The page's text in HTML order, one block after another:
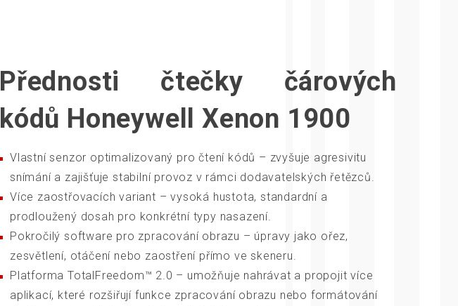
Přednosti čtečky čárových
kódů Honeywell Xenon 1900
Vlastní senzor optimalizovaný pro čtení kódů – zvyšuje agresivitu
snímání a zajišťuje stabilní provoz v rámci dodavatelských řetězců.
Více zaostřovacích variant – vysoká hustota, standardní a
prodloužený dosah pro konkrétní typy nasazení.
Pokročilý software pro zpracování obrazu – úpravy jako ořez,
zesvětlení, otáčení nebo zaostření přímo ve skeneru.
Platforma TotalFreedom™ 2.0 – umožňuje nahrávat a propojit více
aplikací, které rozšiřují funkce zpracování obrazu nebo formátování